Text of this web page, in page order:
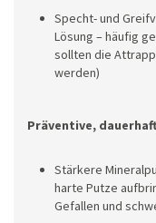
Specht- und
Lösung – häufig
sollten die
werden)
Präventive,
Stärkere
harte Putze
Gefallen und